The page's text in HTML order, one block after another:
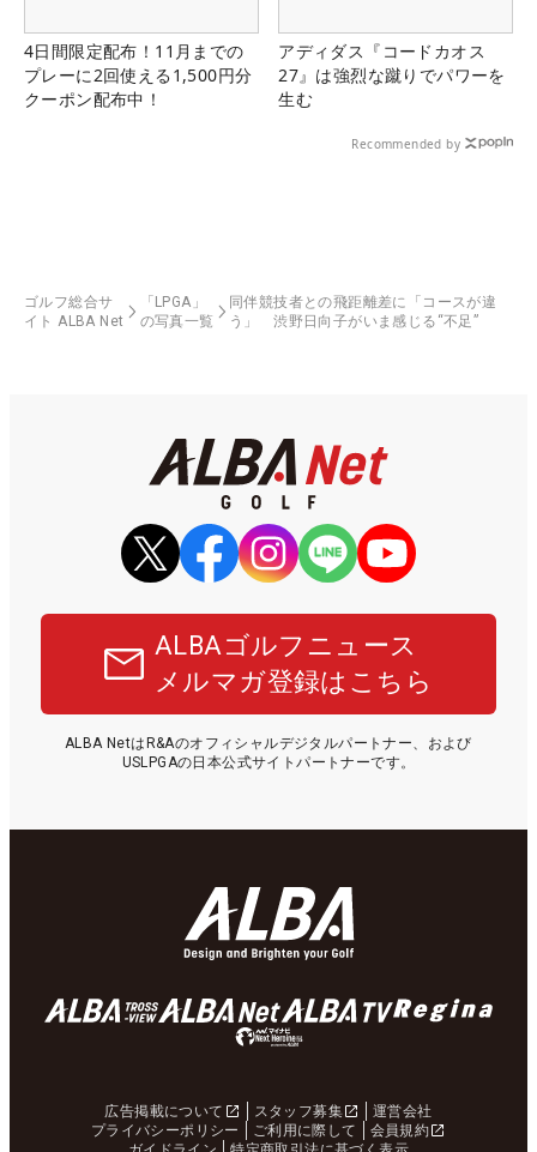
4日間限定配布！11月までの
プレーに2回使える1,500円分
クーポン配布中！
アディダス『コードカオス
27』は強烈な蹴りでパワーを
生む
Recommended by
ゴルフ総合サ
イト ALBA Net
「LPGA」
の写真一覧
同伴競技者との飛距離差に「コースが違
う」 渋野日向子がいま感じる“不足”
ALBAゴルフニュース
メルマガ登録はこちら
ALBA NetはR&Aのオフィシャルデジタルパートナー、および
USLPGAの日本公式サイトパートナーです。
広告掲載について スタッフ募集
運営会社
プライバシーポリシー
ご利用に際して
会員規約